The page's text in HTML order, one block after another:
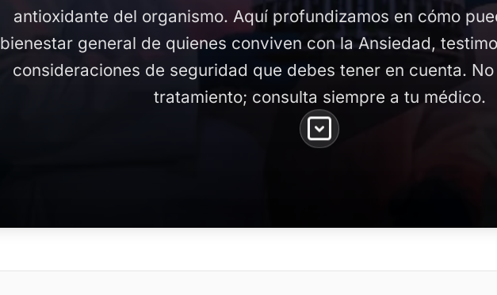
antioxidante del organismo. Aquí profundizamos en cómo
bienestar general de quienes conviven con la Ansiedad,
consideraciones de seguridad que debes tener en cuenta.
tratamiento; consulta siempre a tu médico.